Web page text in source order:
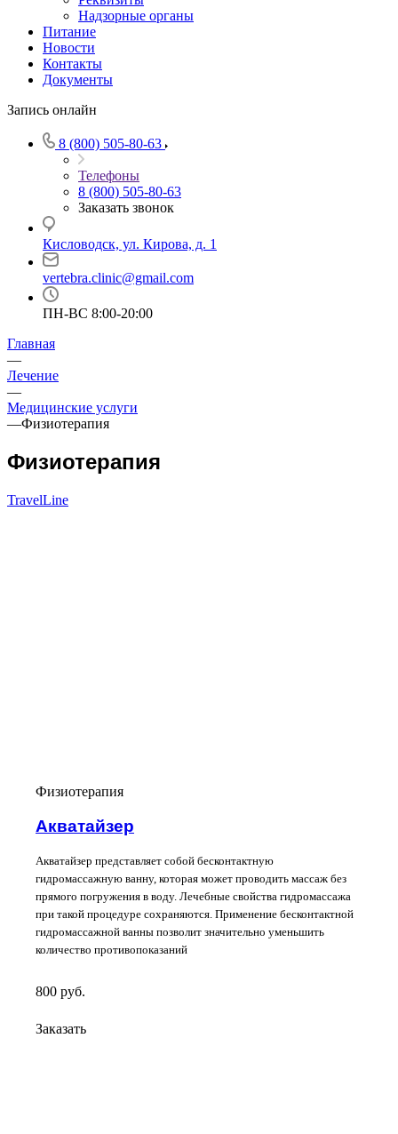
Надзорные органы
Питание
Новости
Контакты
Документы
Запись онлайн
8 (800) 505-80-63
Телефоны
8 (800) 505-80-63
Заказать звонок
Кисловодск, ул. Кирова, д. 1
vertebra.clinic@gmail.com
ПН-ВС 8:00-20:00
Главная
—
Лечение
—
Медицинские услуги
—Физиотерапия
Физиотерапия
TravelLine
Физиотерапия
Акватайзер
Акватайзер представляет собой бесконтактную
гидромассажную ванну, которая может проводить массаж без
прямого погружения в воду. Лечебные свойства гидромассажа
при такой процедуре сохраняются. Применение бесконтактной
гидромассажной ванны позволит значительно уменьшить
количество противопоказаний
800 руб.
Заказать